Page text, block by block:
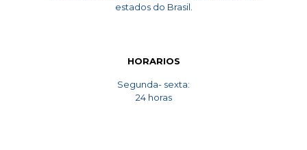
estados do Brasil.
HORARIOS
Segunda- sexta:
24 horas